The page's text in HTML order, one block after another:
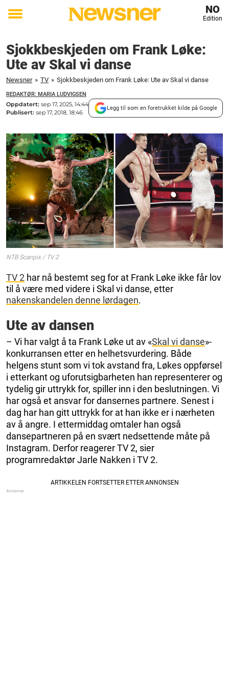
Toggle
NO
Edition
Sjokkbeskjeden om Frank Løke:
Ute av Skal vi danse
Newsner » TV » Sjokkbeskjeden om Frank Løke: Ute av Skal vi danse
REDAKTØR: MARIA LUDVIGSEN
Oppdatert: sep 17, 2025, 14:44
Publisert: sep 17, 2018, 18:46
Legg til som en foretrukket kilde på Google
NTB Scanpix / TV 2
TV 2 har nå bestemt seg for at Frank Løke ikke får lov
til å være med videre i Skal vi danse, etter
nakenskandelen denne lørdagen.
Ute av dansen
– Vi har valgt å ta Frank Løke ut av «Skal vi danse»-
konkurransen etter en helhetsvurdering. Både
helgens stunt som vi tok avstand fra, Løkes oppførsel
i etterkant og uforutsigbarheten han representerer og
tydelig gir uttrykk for, spiller inn i den beslutningen. Vi
har også et ansvar for dansernes partnere. Senest i
dag har han gitt uttrykk for at han ikke er i nærheten
av å angre. I ettermiddag omtaler han også
dansepartneren på en svært nedsettende måte på
Instagram. Derfor reagerer TV 2, sier
programredaktør Jarle Nakken i TV 2.